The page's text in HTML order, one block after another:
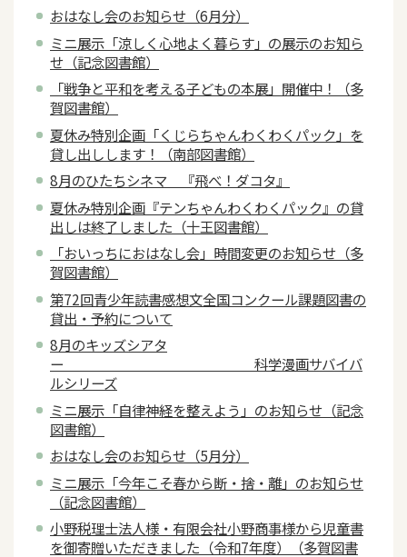
おはなし会のお知らせ（6月分）
ミニ展示「涼しく心地よく暮らす」の展示のお知ら
せ（記念図書館）
「戦争と平和を考える子どもの本展」開催中！（多
賀図書館）
夏休み特別企画「くじらちゃんわくわくパック」を
貸し出しします！（南部図書館）
8月のひたちシネマ 『飛べ！ダコタ』
夏休み特別企画『テンちゃんわくわくパック』の貸
出しは終了しました（十王図書館）
「おいっちにおはなし会」時間変更のお知らせ（多
賀図書館）
第72回青少年読書感想文全国コンクール課題図書の
貸出・予約について
8月のキッズシアタ
ー 科学漫画サバイバ
ルシリーズ
ミニ展示「自律神経を整えよう」のお知らせ（記念
図書館）
おはなし会のお知らせ（5月分）
ミニ展示「今年こそ春から断・捨・離」のお知らせ
（記念図書館）
小野税理士法人様・有限会社小野商事様から児童書
を御寄贈いただきました（令和7年度）（多賀図書